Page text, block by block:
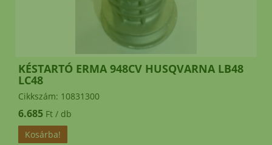
KÉSTARTÓ ERMA 948CV HUSQVARNA LB48
LC48
Cikkszám: 10831300
6.685 Ft / db